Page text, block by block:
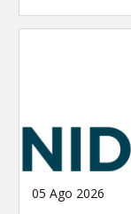
05 Ago 2026